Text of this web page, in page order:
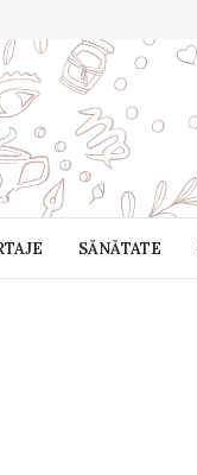
SĂNĂTATE